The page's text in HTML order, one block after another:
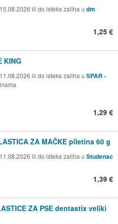
ili do isteka zaliha u dm
1,25 €
KING
ili do isteka zaliha u SPAR -
1,29 €
ZA MAČKE piletina 60 g
ili do isteka zaliha u Studenac
1,39 €
ZA PSE dentastix veliki